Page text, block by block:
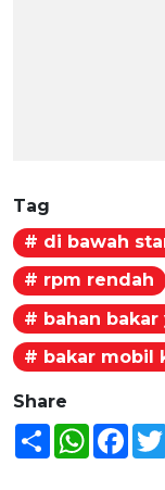
Tag
# di bawah
# rpm rendah
# bahan
# bakar mobil
Share
Share